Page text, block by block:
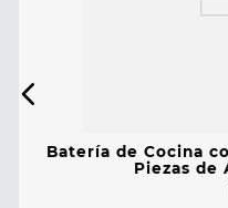
Batería de Cocina
Piezas de